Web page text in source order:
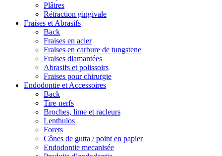
Plâtres
Rétraction gingivale
Fraises et Abrasifs
Back
Fraises en acier
Fraises en carbure de tungstene
Fraises diamantées
Abrasifs et polissoirs
Fraises pour chirurgie
Endodontie et Accessoires
Back
Tire-nerfs
Broches, lime et racleurs
Lenthulos
Forets
Cônes de gutta / point en papier
Endodontie mecanisée